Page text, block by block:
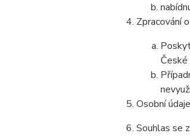
Zpracování
Osobní
Souhlas se